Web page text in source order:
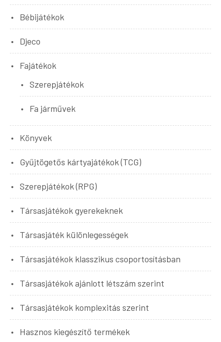
Bébijátékok
Djeco
Fajátékok
Szerepjátékok
Fa járművek
Könyvek
Gyűjtögetős kártyajátékok (TCG)
Szerepjátékok (RPG)
Társasjátékok gyerekeknek
Társasjáték különlegességek
Társasjátékok klasszikus csoportosításban
Társasjátékok ajánlott létszám szerint
Társasjátékok komplexitás szerint
Hasznos kiegészítő termékek